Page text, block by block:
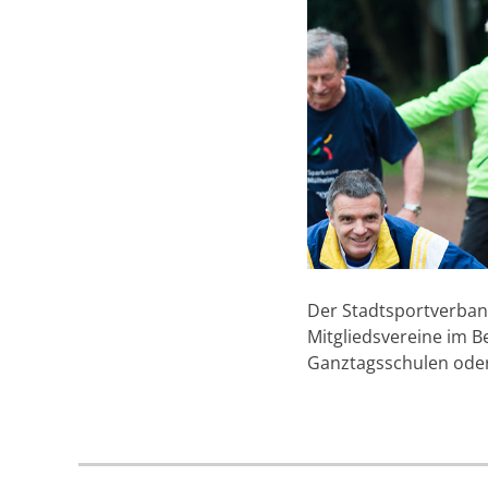
Der
Mitgliedsvereine im
Ganztagsschulen